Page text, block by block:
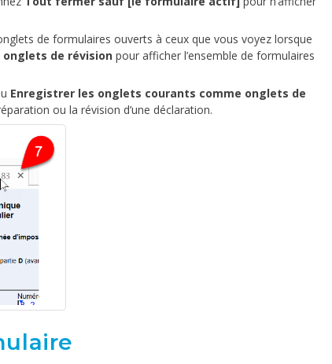
de formulaires ouverts à ceux que vous voyez lorsque
onglets de révision pour afficher l’ensemble de formulaires
Enregistrer les onglets courants comme onglets de
ou la révision d’une déclaration.